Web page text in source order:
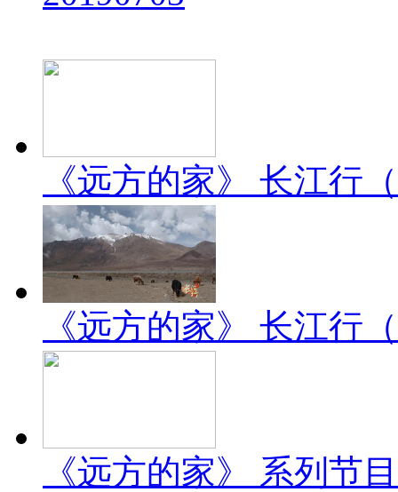
《远方的家》 长江行
《远方的家》 长江行
《远方的家》 系列